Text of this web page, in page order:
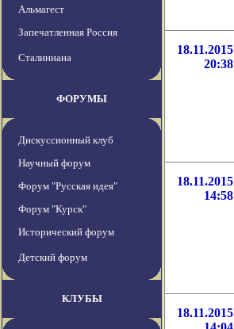
Альмагест
Запечатленная Россия
Сталиниана
ФОРУМЫ
Дискуссионный клуб
Научный форум
Форум "Русская идея"
Форум "Курск"
Исторический форум
Детский форум
КЛУБЫ
18.11.2015
20:38
18.11.2015
14:58
18.11.2015